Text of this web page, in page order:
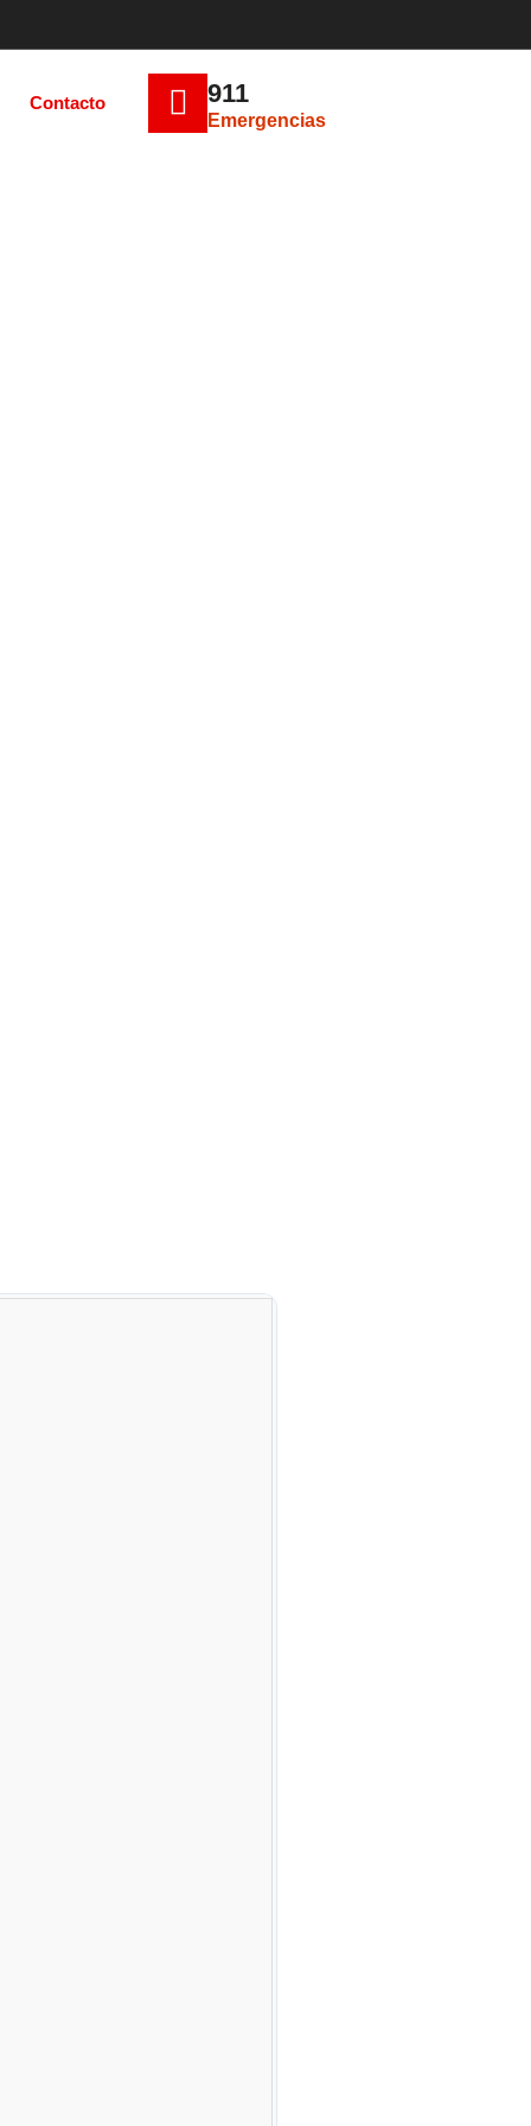
Contacto 911
Emergencias